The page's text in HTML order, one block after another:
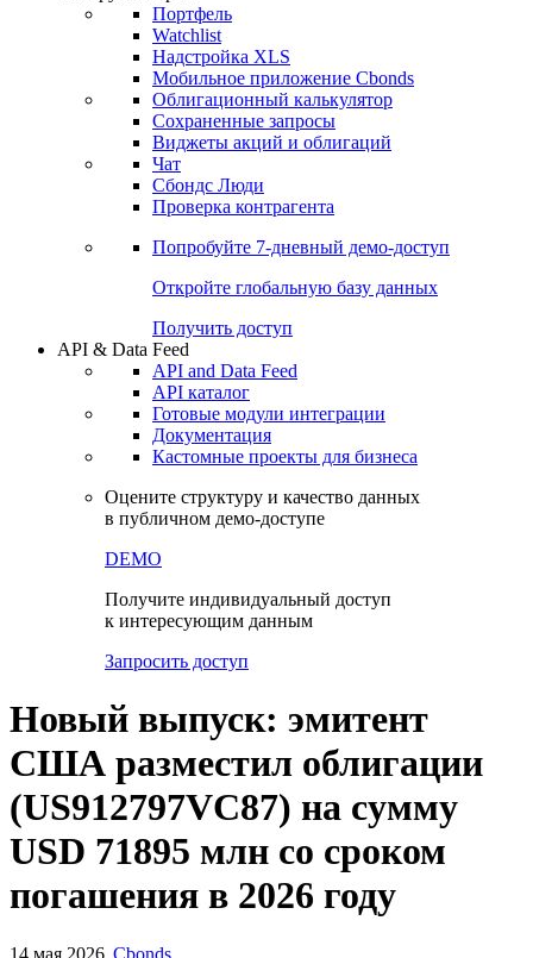
Портфель
Watchlist
Надстройка XLS
Мобильное приложение Cbonds
Облигационный калькулятор
Сохраненные запросы
Виджеты акций и облигаций
Чат
Сбондс Люди
Проверка контрагента
Попробуйте 7-дневный демо-доступ
Откройте глобальную базу данных
Получить доступ
API & Data Feed
API and Data Feed
API каталог
Готовые модули интеграции
Документация
Кастомные проекты для бизнеса
Оцените структуру и качество данных
в публичном демо-доступе
DEMO
Получите индивидуальный доступ
к интересующим данным
Запросить доступ
Новый выпуск: эмитент
США разместил облигации
(US912797VC87) на сумму
USD 71895 млн со сроком
погашения в 2026 году
14 мая 2026 Cbonds